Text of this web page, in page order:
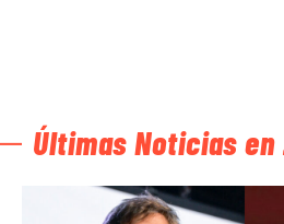
Últimas Noticias en